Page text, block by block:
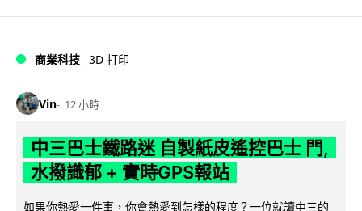
商業科技 3D 打印
Vin 12 小時
中三巴士鐵路迷 自製紙皮遙控巴士 門,
水撥識郁 + 實時GPS報站
如果你熱愛一件事，你會熱愛到怎樣的程度？一位就讀中三的